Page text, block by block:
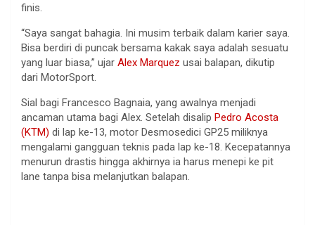
finis.
“Saya sangat bahagia. Ini musim terbaik dalam karier saya.
Bisa berdiri di puncak bersama kakak saya adalah sesuatu
yang luar biasa,” ujar Alex Marquez usai balapan, dikutip
dari MotorSport.
Sial bagi Francesco Bagnaia, yang awalnya menjadi
ancaman utama bagi Alex. Setelah disalip Pedro Acosta
(KTM) di lap ke-13, motor Desmosedici GP25 miliknya
mengalami gangguan teknis pada lap ke-18. Kecepatannya
menurun drastis hingga akhirnya ia harus menepi ke pit
lane tanpa bisa melanjutkan balapan.